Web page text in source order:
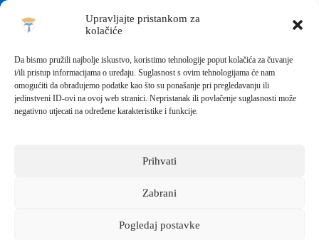
Upravljajte pristankom za
kolačiće
Da bismo pružili najbolje iskustvo, koristimo tehnologije poput kolačića za čuvanje
i/ili pristup informacijama o uređaju. Suglasnost s ovim tehnologijama će nam
omogućiti da obrađujemo podatke kao što su ponašanje pri pregledavanju ili
jedinstveni ID-ovi na ovoj web stranici. Nepristanak ili povlačenje suglasnosti može
negativno utjecati na određene karakteristike i funkcije.
Prihvati
Zabrani
Pogledaj postavke
EMAIL:
EMAIL:
fkgsinj@gmail.com
Svako neovlašteno preuzimanje fotografija i sadržaja s ove web
Sva prava pridržana © 2026 - FRANJEVAČKA KLASIČNA
PRAVOM JAVNOSTI